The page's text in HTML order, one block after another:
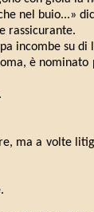
nel buio...»
rassicurante.
incombe su
è
ma a volte